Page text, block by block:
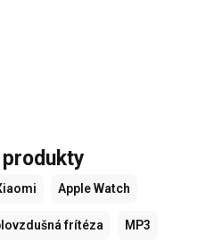
Apple Watch
frítéza MP3